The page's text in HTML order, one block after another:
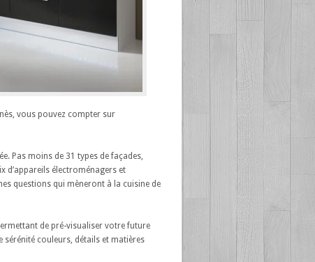
vous pouvez compter sur
Pas moins de 31 types de façades,
d’appareils électroménagers et
questions qui mèneront à la cuisine de
de pré-visualiser votre future
sérénité couleurs, détails et matières